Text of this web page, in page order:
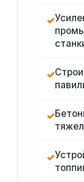
✓
✓
✓
✓